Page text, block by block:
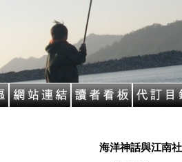
海洋神話與江南